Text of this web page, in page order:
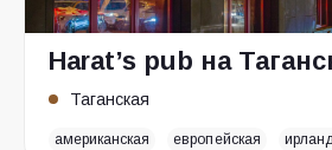
Harat’s pub на
Таганская
американская европейская